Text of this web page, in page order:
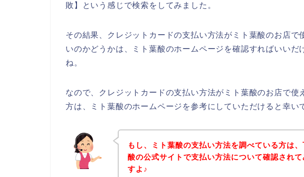
敗】という感じで検索をしてみました。
その結果、クレジットカードの支払い方法がミト葉酸のお店で
いのかどうかは、ミト葉酸のホームページを確認すればいいだ
ね。
なので、クレジットカードの支払い方法がミト葉酸のお店で使
方は、ミト葉酸のホームページを参考にしていただけると幸い
もし、ミト葉酸の支払い方法を調べている方は
酸の公式サイトで支払い方法について確認され
すよ♪